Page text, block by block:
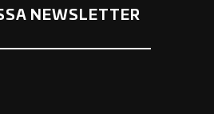
NEWSLETTER